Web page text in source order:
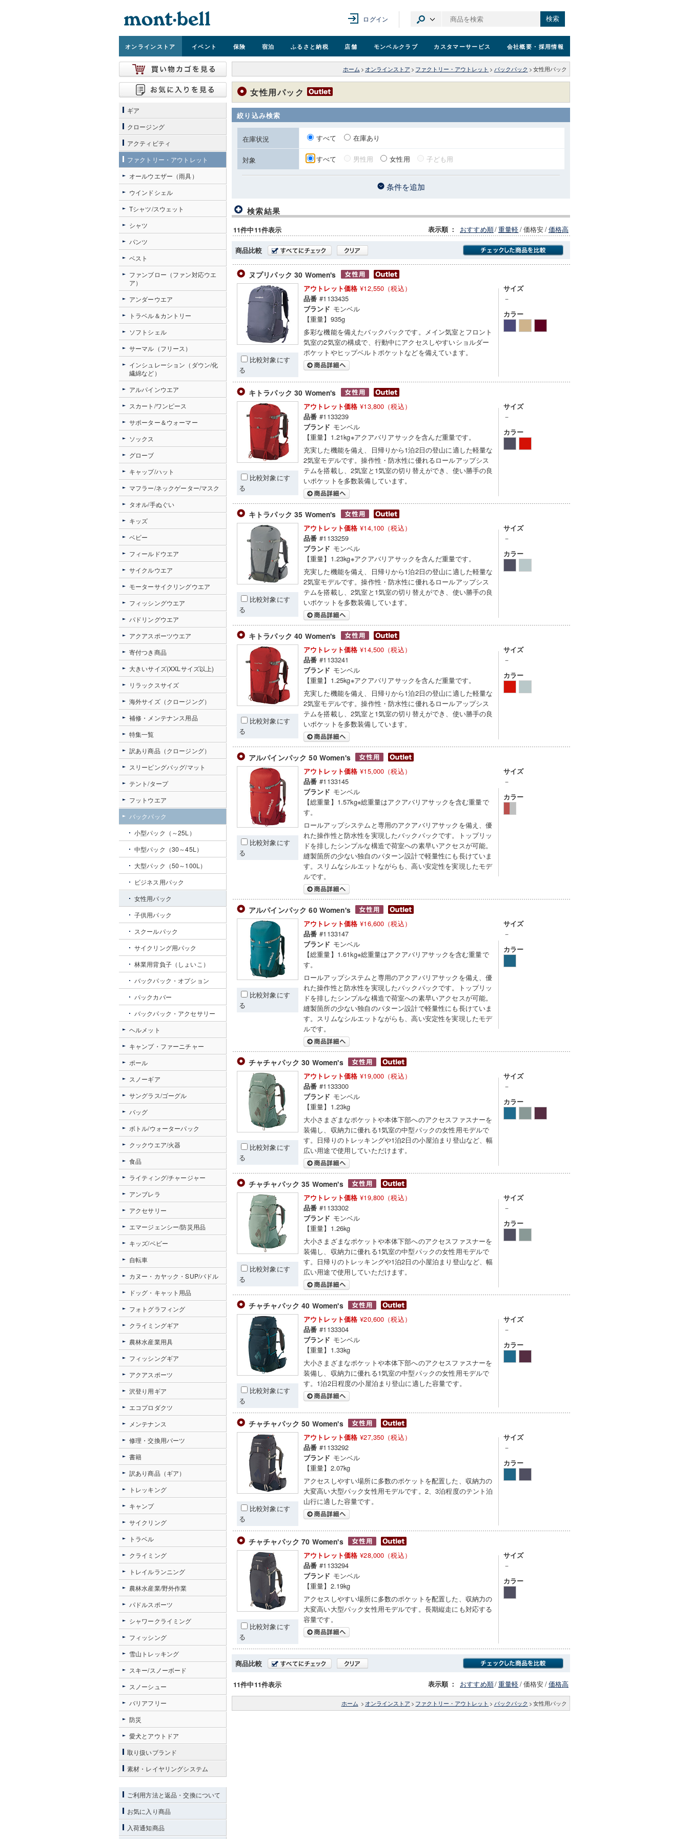
ログイン 検索
オンラインストア イベント 保険 宿泊 ふるさと納税 店舗 モンベルクラブ カスタマーサービス 会社概要 ・採用情報
ホーム > オンラインストア > ファクトリー・アウトレット > バックパック > 女性用パック
女性用パック
絞り込み検索
在庫状況 すべて 在庫あり
対象 すべて 男性用 女性用 子ども用
条件を追加
検索結果
11件中11件表示 表示順 ： おすすめ順/重量軽/価格安/価格高
商品比較
ヌプリパック 30 Women's
比較対象にす
る
アウトレット価格 ¥12,550（税込）
品番 #1133435
ブランド モンベル
【重量】935g
多彩な機能を備えたバックパックです。メイン気室とフロント
気室の2気室の構成で、行動中にアクセスしやすいショルダー
ポケットやヒップベルトポケットなどを備えています。
サイズ
－
カラー
キトラパック 30 Women's
比較対象にす
る
アウトレット価格 ¥13,800（税込）
品番 #1133239
ブランド モンベル
【重量】1.21kg※アクアバリアサックを含んだ重量です。
充実した機能を備え、日帰りから1泊2日の登山に適した軽量な
2気室モデルです。操作性・防水性に優れるロールアップシス
テムを搭載し、2気室と1気室の切り替えができ、使い勝手の良
いポケットを多数装備しています。
サイズ
－
カラー
キトラパック 35 Women's
比較対象にす
る
アウトレット価格 ¥14,100（税込）
品番 #1133259
ブランド モンベル
【重量】1.23kg※アクアバリアサックを含んだ重量です。
充実した機能を備え、日帰りから1泊2日の登山に適した軽量な
2気室モデルです。操作性・防水性に優れるロールアップシス
テムを搭載し、2気室と1気室の切り替えができ、使い勝手の良
いポケットを多数装備しています。
サイズ
－
カラー
キトラパック 40 Women's
比較対象にす
る
アウトレット価格 ¥14,500（税込）
品番 #1133241
ブランド モンベル
【重量】1.25kg※アクアバリアサックを含んだ重量です。
充実した機能を備え、日帰りから1泊2日の登山に適した軽量な
2気室モデルです。操作性・防水性に優れるロールアップシス
テムを搭載し、2気室と1気室の切り替えができ、使い勝手の良
いポケットを多数装備しています。
サイズ
－
カラー
アルパインパック 50 Women's
比較対象にす
る
アウトレット価格 ¥15,000（税込）
品番 #1133145
ブランド モンベル
【総重量】1.57kg※総重量はアクアバリアサックを含む重量で
す。
ロールアップシステムと専用のアクアバリアサックを備え、優
れた操作性と防水性を実現したバックパックです。トップリッ
ドを排したシンプルな構造で荷室への素早いアクセスが可能。
縫製箇所の少ない独自のパターン設計で軽量性にも長けていま
す。スリムなシルエットながらも、高い安定性を実現したモデ
ルです。
サイズ
－
カラー
アルパインパック 60 Women's
比較対象にす
る
アウトレット価格 ¥16,600（税込）
品番 #1133147
ブランド モンベル
【総重量】1.61kg※総重量はアクアバリアサックを含む重量で
す。
ロールアップシステムと専用のアクアバリアサックを備え、優
れた操作性と防水性を実現したバックパックです。トップリッ
ドを排したシンプルな構造で荷室への素早いアクセスが可能。
縫製箇所の少ない独自のパターン設計で軽量性にも長けていま
す。スリムなシルエットながらも、高い安定性を実現したモデ
ルです。
サイズ
－
カラー
チャチャパック 30 Women's
比較対象にす
る
アウトレット価格 ¥19,000（税込）
品番 #1133300
ブランド モンベル
【重量】1.23kg
大小さまざまなポケットや本体下部へのアクセスファスナーを
装備し、収納力に優れる1気室の中型パックの女性用モデルで
す。日帰りのトレッキングや1泊2日の小屋泊まり登山など、幅
広い用途で使用していただけます。
サイズ
－
カラー
チャチャパック 35 Women's
比較対象にす
る
アウトレット価格 ¥19,800（税込）
品番 #1133302
ブランド モンベル
【重量】1.26kg
大小さまざまなポケットや本体下部へのアクセスファスナーを
装備し、収納力に優れる1気室の中型パックの女性用モデルで
す。日帰りのトレッキングや1泊2日の小屋泊まり登山など、幅
広い用途で使用していただけます。
サイズ
－
カラー
チャチャパック 40 Women's
比較対象にす
る
アウトレット価格 ¥20,600（税込）
品番 #1133304
ブランド モンベル
【重量】1.33kg
大小さまざまなポケットや本体下部へのアクセスファスナーを
装備し、収納力に優れる1気室の中型パックの女性用モデルで
す。1泊2日程度の小屋泊まり登山に適した容量です。
サイズ
－
カラー
チャチャパック 50 Women's
比較対象にす
る
アウトレット価格 ¥27,350（税込）
品番 #1133292
ブランド モンベル
【重量】2.07kg
アクセスしやすい場所に多数のポケットを配置した、収納力の
大変高い大型パック女性用モデルです。2、3泊程度のテント泊
山行に適した容量です。
サイズ
－
カラー
チャチャパック 70 Women's
比較対象にす
る
アウトレット価格 ¥28,000（税込）
品番 #1133294
ブランド モンベル
【重量】2.19kg
アクセスしやすい場所に多数のポケットを配置した、収納力の
大変高い大型パック女性用モデルです。長期縦走にも対応する
容量です。
サイズ
－
カラー
商品比較
11件中11件表示 表示順 ： おすすめ順/重量軽/価格安/価格高
ホーム > オンラインストア > ファクトリー・アウトレット > バックパック > 女性用パック
ギア
クロージング
アクティビティ
ファクトリー・アウトレット
オールウエザー（雨具）
ウインドシェル
Tシャツ/スウェット
シャツ
パンツ
ベスト
ファンブロー（ファン対応ウエ
ア）
アンダーウエア
トラベル＆カントリー
ソフトシェル
サーマル（フリース）
インシュレーション（ダウン/化
繊綿など）
アルパインウエア
スカート/ワンピース
サポーター＆ウォーマー
ソックス
グローブ
キャップ/ハット
マフラー/ネックゲーター/マスク
タオル/手ぬぐい
キッズ
ベビー
フィールドウエア
サイクルウエア
モーターサイクリングウエア
フィッシングウエア
パドリングウエア
アクアスポーツウエア
寄付つき商品
大きいサイズ(XXLサイズ以上)
リラックスサイズ
海外サイズ（クロージング）
補修・メンテナンス用品
特集一覧
訳あり商品（クロージング）
スリーピングバッグ/マット
テント/タープ
フットウエア
バックパック
小型パック（～25L）
中型パック（30～45L）
大型パック（50～100L）
ビジネス用パック
女性用パック
子供用パック
スクールパック
サイクリング用パック
林業用背負子（しょいこ）
バックパック・オプション
パックカバー
バックパック・アクセサリー
ヘルメット
キャンプ・ファーニチャー
ポール
スノーギア
サングラス/ゴーグル
バッグ
ボトル/ウォーターパック
クックウエア/火器
食品
ライティング/チャージャー
アンブレラ
アクセサリー
エマージェンシー/防災用品
キッズ/ベビー
自転車
カヌー・カヤック・SUP/パドル
ドッグ・キャット用品
フォトグラフィング
クライミングギア
農林水産業用具
フィッシングギア
アクアスポーツ
沢登り用ギア
エコプロダクツ
メンテナンス
修理・交換用パーツ
書籍
訳あり商品（ギア）
トレッキング
キャンプ
サイクリング
トラベル
クライミング
トレイルランニング
農林水産業/野外作業
パドルスポーツ
シャワークライミング
フィッシング
雪山トレッキング
スキー/スノーボード
スノーシュー
バリアフリー
防災
愛犬とアウトドア
取り扱いブランド
素材・レイヤリングシステム
ご利用方法と返品・交換について
お気に入り商品
入荷通知商品